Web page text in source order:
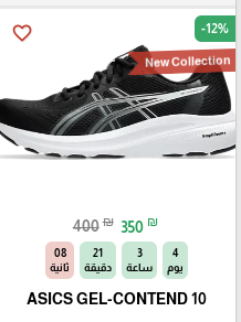
favorite_border -12%
New Collection
400 ₪ 350 ₪
4
يوم
3
ساعة
21
دقيقة
06
ثانية
ASICS GEL-CONTEND 10